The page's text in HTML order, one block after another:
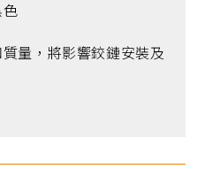
色
量，將影響鉸鏈安裝及